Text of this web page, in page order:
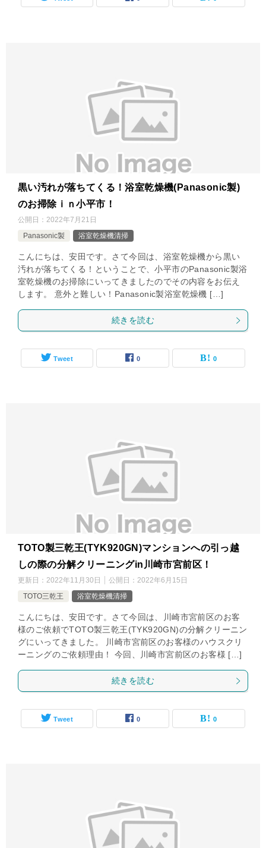
黒い汚れが落ちてくる！浴室乾燥機(Panasonic製)
のお掃除ｉｎ小平市！
公開日： 2022年7月21日
Panasonic製
浴室乾燥機清掃
こんにちは、安田です。さて今回は、浴室乾燥機から黒い
汚れが落ちてくる！ということで、小平市のPanasonic製浴
室乾燥機のお掃除にいってきましたのでその内容をお伝え
します。 意外と難しい！Panasonic製浴室乾燥機 […]
続きを読む
Tweet 0 0
TOTO製三乾王(TYK920GN)マンションへの引っ越
しの際の分解クリーニングin川崎市宮前区！
更新日： 2022年11月30日 公開日： 2022年6月15日
TOTO三乾王
浴室乾燥機清掃
こんにちは、安田です。さて今回は、川崎市宮前区のお客
様のご依頼でTOTO製三乾王(TYK920GN)の分解クリーニン
グにいってきました。 川崎市宮前区のお客様のハウスクリ
ーニングのご依頼理由！ 今回、川崎市宮前区のお客様 […]
続きを読む
Tweet 0 0